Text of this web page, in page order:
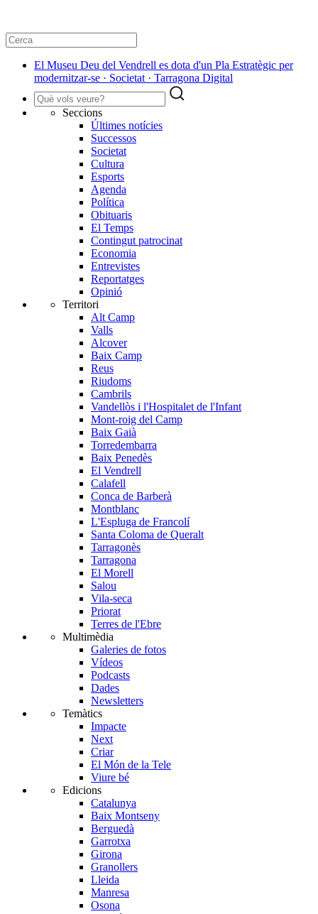
El Museu Deu del Vendrell es dota d'un Pla Estratègic per
modernitzar-se · Societat · Tarragona Digital
Seccions
Últimes notícies
Successos
Societat
Cultura
Esports
Agenda
Política
Obituaris
El Temps
Contingut patrocinat
Economia
Entrevistes
Reportatges
Opinió
Territori
Alt Camp
Valls
Alcover
Baix Camp
Reus
Riudoms
Cambrils
Vandellòs i l'Hospitalet de l'Infant
Mont-roig del Camp
Baix Gaià
Torredembarra
Baix Penedès
El Vendrell
Calafell
Conca de Barberà
Montblanc
L'Espluga de Francolí
Santa Coloma de Queralt
Tarragonès
Tarragona
El Morell
Salou
Vila-seca
Priorat
Terres de l'Ebre
Multimèdia
Galeries de fotos
Vídeos
Podcasts
Dades
Newsletters
Temàtics
Impacte
Next
Criar
El Món de la Tele
Viure bé
Edicions
Catalunya
Baix Montseny
Berguedà
Garrotxa
Girona
Granollers
Lleida
Manresa
Osona